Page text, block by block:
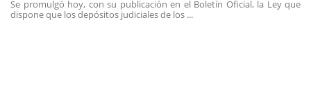
Se promulgó hoy, con su publicación en el Boletín Oficial, la Ley que
dispone que los depósitos judiciales de los ...